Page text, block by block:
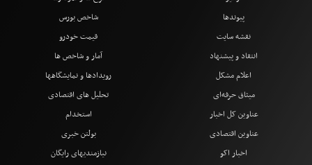
پیوندها
نقشه سایت
انتقاد و پیشنهاد
اعلام مشکل
میثاق حرفه‌ای
شاخص بورس
قیمت خودرو
آمار و شاخص ها
رویدادها و نمایشگاهها
تحلیل های اقتصادی
عناوین کل اخبار
عناوین اقتصادی
اخبار اکو
استخدام
بولتن خبری
نیازمندیهای رایگان